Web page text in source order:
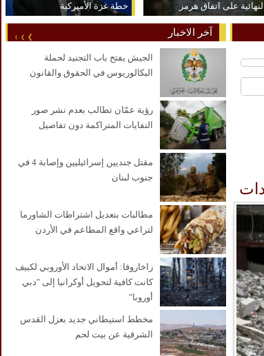
النهائية على اتفاق هرمز
خطة غزة الأميركية
آخر الاخبار
الجيش يفتح باب التجنيد لحملة
البكالوريوس في الحقوق والقانون
رؤية عمّان تطالب بعدم نشر صور
النفايات المتراكمة دون تفاصيل
مقتل جنديين إسرائيليين وإصابة 4 في
جنوب لبنان
مطالبات بتعديل اشتراطات الشاورما
لتراعي واقع المطاعم في الأردن
زاخاروفا: أموال الاتحاد الأوروبي لكييف
كانت كافية لتحويل أوكرانيا إلى "دبي
أوروبا"
مخطط استيطاني جديد بعزل القدس
الشرقية عن بيت لحم